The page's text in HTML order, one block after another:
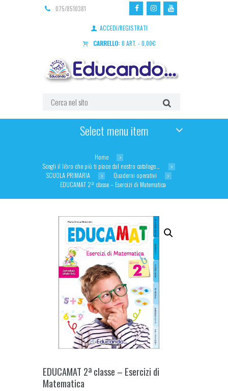
075/8510381
ACCEDI/REGISTRATI
CARRELLO: 0 ART. - 0,00€
Select menu item
Home
Scegli il libro che più ti piace dal nostro catalogo…
SCUOLA PRIMARIA
Quaderni operativi
EDUCAMAT 2ª classe – Esercizi di Matematica
EDUCAMAT 2ª classe – Esercizi di
Matematica